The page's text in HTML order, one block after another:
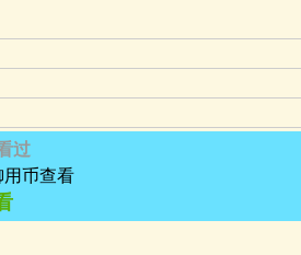
过
用币查看